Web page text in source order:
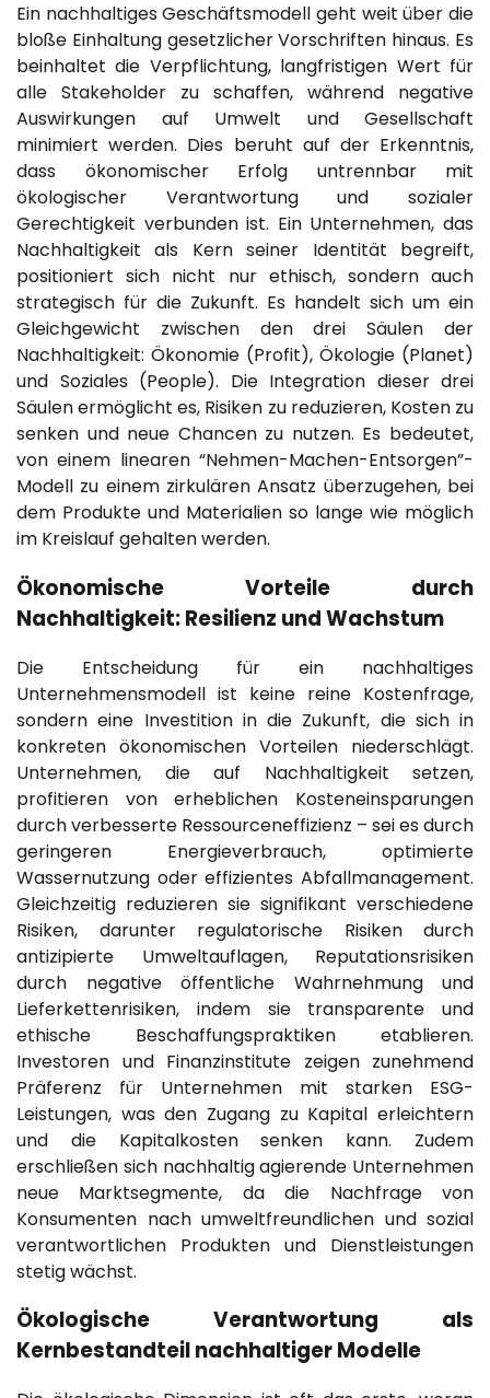
Ein nachhaltiges Geschäftsmodell geht weit über die
bloße Einhaltung gesetzlicher Vorschriften hinaus. Es
beinhaltet die Verpflichtung, langfristigen Wert für
alle Stakeholder zu schaffen, während negative
Auswirkungen auf Umwelt und Gesellschaft
minimiert werden. Dies beruht auf der Erkenntnis,
dass ökonomischer Erfolg untrennbar mit
ökologischer Verantwortung und sozialer
Gerechtigkeit verbunden ist. Ein Unternehmen, das
Nachhaltigkeit als Kern seiner Identität begreift,
positioniert sich nicht nur ethisch, sondern auch
strategisch für die Zukunft. Es handelt sich um ein
Gleichgewicht zwischen den drei Säulen der
Nachhaltigkeit: Ökonomie (Profit), Ökologie (Planet)
und Soziales (People). Die Integration dieser drei
Säulen ermöglicht es, Risiken zu reduzieren, Kosten zu
senken und neue Chancen zu nutzen. Es bedeutet,
von einem linearen “Nehmen-Machen-Entsorgen”-
Modell zu einem zirkulären Ansatz überzugehen, bei
dem Produkte und Materialien so lange wie möglich
im Kreislauf gehalten werden.
Ökonomische Vorteile durch
Nachhaltigkeit: Resilienz und Wachstum
Die Entscheidung für ein nachhaltiges
Unternehmensmodell ist keine reine Kostenfrage,
sondern eine Investition in die Zukunft, die sich in
konkreten ökonomischen Vorteilen niederschlägt.
Unternehmen, die auf Nachhaltigkeit setzen,
profitieren von erheblichen Kosteneinsparungen
durch verbesserte Ressourceneffizienz – sei es durch
geringeren Energieverbrauch, optimierte
Wassernutzung oder effizientes Abfallmanagement.
Gleichzeitig reduzieren sie signifikant verschiedene
Risiken, darunter regulatorische Risiken durch
antizipierte Umweltauflagen, Reputationsrisiken
durch negative öffentliche Wahrnehmung und
Lieferkettenrisiken, indem sie transparente und
ethische Beschaffungspraktiken etablieren.
Investoren und Finanzinstitute zeigen zunehmend
Präferenz für Unternehmen mit starken ESG-
Leistungen, was den Zugang zu Kapital erleichtern
und die Kapitalkosten senken kann. Zudem
erschließen sich nachhaltig agierende Unternehmen
neue Marktsegmente, da die Nachfrage von
Konsumenten nach umweltfreundlichen und sozial
verantwortlichen Produkten und Dienstleistungen
stetig wächst.
Ökologische Verantwortung als
Kernbestandteil nachhaltiger Modelle